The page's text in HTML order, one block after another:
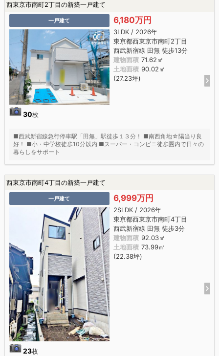
西東京市南町2丁目の新築一戸建て
一戸建て
30枚
6,180万円
3LDK / 2026年
東京都西東京市南町2丁目
西武新宿線 田無 徒歩13分
建物面積 71.62㎡
土地面積 90.02㎡
(27.23坪)
■西武新宿線急行停車駅「田無」駅徒歩１３分！ ■南西角地☆陽当り良
好！ ■小・中学校徒歩10分以内 ■スーパー・コンビニ徒歩圏内で日々の
暮らしをサポート
西東京市南町4丁目の新築一戸建て
一戸建て
23枚
6,999万円
2SLDK / 2026年
東京都西東京市南町4丁目
西武新宿線 田無 徒歩3分
建物面積 92.03㎡
土地面積 73.99㎡
(22.38坪)